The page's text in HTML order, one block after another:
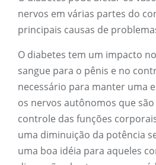
nervos em várias partes do
principais causas de
O diabetes tem um impacto
sangue para o pênis e no
necessário para manter uma
os nervos autônomos que
controle das funções
uma diminuição da potência
uma boa idéia para aqueles